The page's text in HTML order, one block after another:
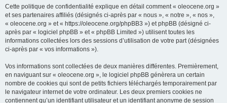
Cette politique de confidentialité explique en détail comment « oleocene.org »
et ses partenaires affiliés (désignés ci-après par « nous », « notre », « nos »,
« oleocene.org » et « https://oleocene.org/phpBB3 ») et phpBB (désigné ci-
après par « logiciel phpBB » et « phpBB Limited ») utilisent toutes les
informations collectées lors des sessions d’utilisation de votre part (désignées
ci-après par « vos informations »).
Vos informations sont collectées de deux manières différentes. Premièrement,
en naviguant sur « oleocene.org », le logiciel phpBB génèrera un certain
nombre de cookies qui sont de petits fichiers téléchargés temporairement par
le navigateur internet de votre ordinateur. Les deux premiers cookies ne
contiennent qu’un identifiant utilisateur et un identifiant anonyme de session